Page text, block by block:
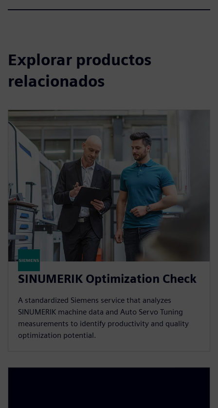
Explorar productos
relacionados
SINUMERIK Optimization Check
A standardized Siemens service that analyzes
SINUMERIK machine data and Auto Servo Tuning
measurements to identify productivity and quality
optimization potential.